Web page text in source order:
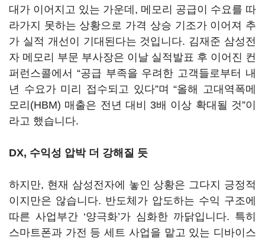
대가 이어지고 있는 가운데 , 메모리 공급이 수요를 따
라가지 못하는 상황으로 가격 상승 기조가 이어져 추
가 실적 개선이 기대된다는 것입니다. 김재준 삼성전
자 메모리 부문 부사장은 이날 실적발표 후 이어진 컨
퍼런스콜에서 “공급 부족을 우려한 고객들로부터 내
년 수요가 미리 접수되고 있다”며“올해 고대역폭메
모리 (HBM) 매출은 전년 대비 3배 이상 확대될 것”이
라고 했습니다.
DX, 수익성 압박 더 강해질 듯
하지만, 현재 삼성전자에 놓인 상황은 그다지 긍정적
이지만은 않습니다. 반도체가 압도하는 수익 구조에
따른 사업부간 ‘양극화’가 심화한 까닭입니다. 특히
스마트폰과 가전 등 세트 사업을 맡고 있는 디바이스